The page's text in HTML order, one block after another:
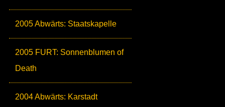
2005 Abwärts: Staatskapelle
2005 FURT: Sonnenblumen of
Death
2004 Abwärts: Karstadt